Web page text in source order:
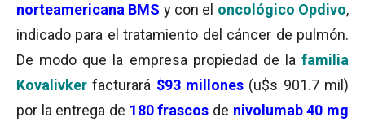
norteamericana BMS y con el oncológico Opdivo,
indicado para el tratamiento del cáncer de pulmón.
De modo que la empresa propiedad de la familia
Kovalivkerfacturará $93 millones (u$s 901.7 mil)
por la entrega de 180 frascos de nivolumab 40 mg